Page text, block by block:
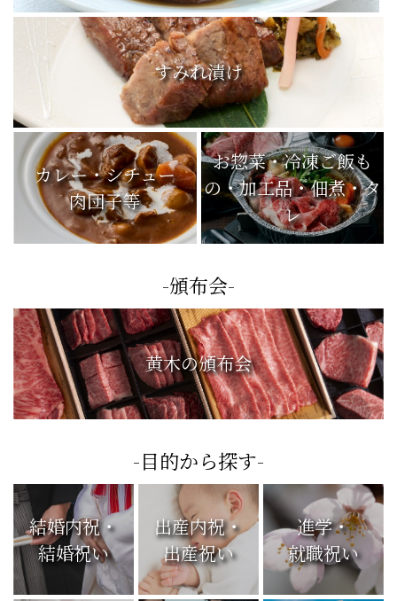
すみれ漬け
カレー・シチュー
肉団子等
お惣菜・冷凍ご飯も
の・加工品・佃煮・タ
レ
-頒布会-
黄木の頒布会
-目的から探す-
結婚内祝・
結婚祝い
出産内祝・
出産祝い
進学・
就職祝い